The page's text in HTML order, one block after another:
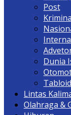
Post
Dunia
Tabloid
Lintas
Olahraga &